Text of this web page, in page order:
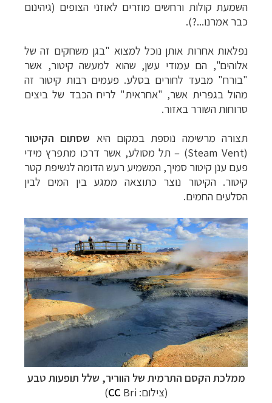
השמעת קולות ורחשים מוזרים לאוזני הצופים (גיהינום
כבר אמרנו...?).
נפלאות אחרות אותן נוכל למצוא "בגן משחקים זה של
אלוהים", הם עמודי עשן, שהוא למעשה קיטור, אשר
"בורח" מבעד לחורים בסלע. פעמים רבות קיטור זה
מהול בגפרית אשר, "אחראית" לריח הכבד של ביצים
סרוחות השורר באזור.
תצורה מרשימה נוספת במקום היא שסתום הקיטור
(
Steam Vent) – תל מסולע, אשר דרכו מתפרץ מידי
פעם ענן קיטור סמיך, המשמיע רעש הדומה לנשיפת קטר
קיטור. הקיטור נוצר כתוצאה ממגע בין המים לבין
הסלעים החמים.
ממלכת הקסם התרמית של הווריר, שלל תופעות טבע
(צילום:
CC Bri)